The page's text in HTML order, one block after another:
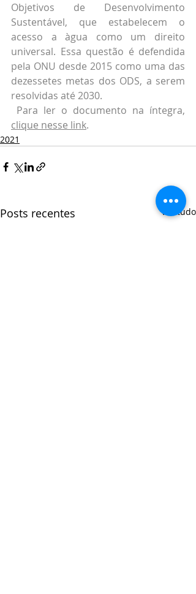
Objetivos de Desenvolvimento
Sustentável, que estabelecem o
acesso a àgua como um direito
universal. Essa questão é defendida
pela ONU desde 2015 como uma das
dezessetes metas dos ODS, a serem
resolvidas até 2030.
clique nesse link.
2021
Posts recentes Ver tudo